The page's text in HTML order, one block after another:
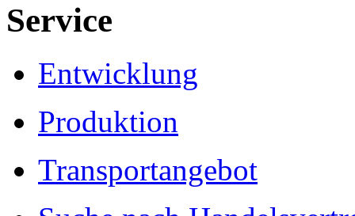
Service
Entwicklung
Produktion
Transportangebot